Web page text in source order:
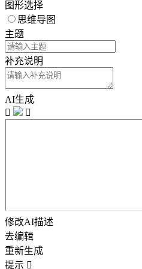
图形选择
思维导图
主题
补充说明
AI生成


修改AI描述
去编辑
重新生成
提示 